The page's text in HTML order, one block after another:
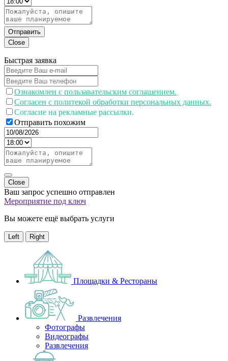
Отправить
Close
Быстрая заявка
Ознакомлен с пользавательским соглашением.
Согласен с политекой обработки персональных данных.
Согласие на рекламные рассылки.
Отправить похожим
Close
Ваш запрос успешно отправлен
Мероприятие под ключ
Вы можете ещё выбрать услуги
Left Right
Площадки & Рестораны
Развлечения
Фотографы
Видеографы
Развлечения